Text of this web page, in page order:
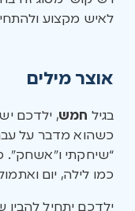
לאיש מקצוע
אוצר מילים
בגיל חמש, ילדכם
כשהוא מדבר על
“שיחקתי ו”אשחק”.
כמו לילה, יום
ילדכם יתחיל להבין